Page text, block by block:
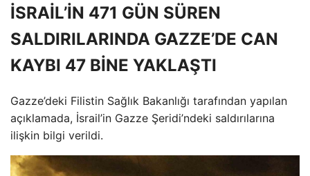
İSRAİL’İN 471 GÜN SÜREN
SALDIRILARINDA GAZZE’DE CAN
KAYBI 47 BİNE YAKLAŞTI
Gazze’deki Filistin Sağlık Bakanlığı tarafından yapılan
açıklamada, İsrail’in Gazze Şeridi’ndeki saldırılarına
ilişkin bilgi verildi.